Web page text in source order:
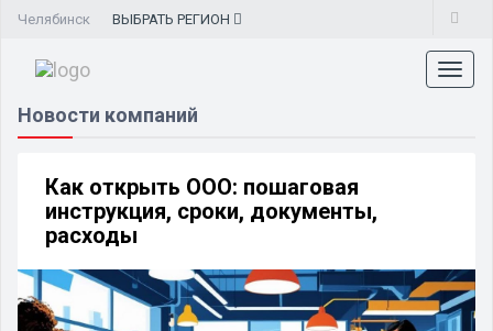
Челябинск ВЫБРАТЬ РЕГИОН
Новости компаний
Как открыть ООО: пошаговая
инструкция, сроки, документы,
расходы